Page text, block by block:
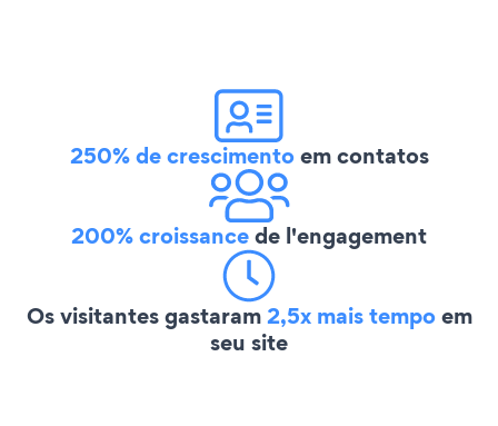
250% de crescimentoem contatos
200% croissancede l'engagement
Os visitantes gastaram2,5x mais tempoem
seu site